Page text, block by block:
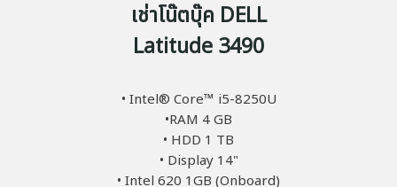
เช่าโน๊ตบุ๊ค DELL
Latitude 3490
• Intel® Core™ i5-8250U
•RAM 4 GB
• HDD 1 TB
• Display 14"
• Intel 620 1GB (Onboard)